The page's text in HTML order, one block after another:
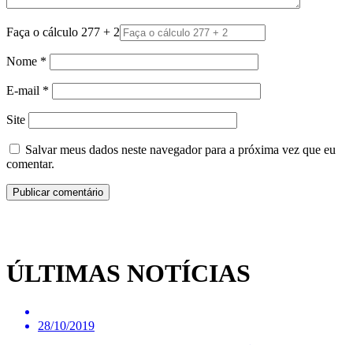
Faça o cálculo 277 + 2
Nome *
E-mail *
Site
Salvar meus dados neste navegador para a próxima vez que eu
comentar.
ÚLTIMAS NOTÍCIAS
28/10/2019